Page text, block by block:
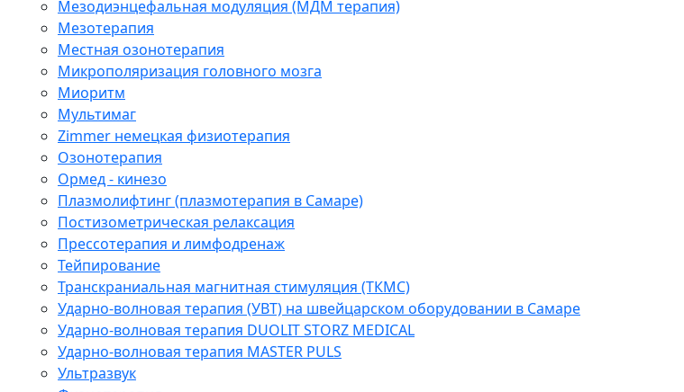
Мезодиэнцефальная модуляция (МДМ терапия)
Мезотерапия
Местная озонотерапия
Микрополяризация головного мозга
Миоритм
Мультимаг
Zimmer немецкая физиотерапия
Озонотерапия
Ормед - кинезо
Плазмолифтинг (плазмотерапия в Самаре)
Постизометрическая релаксация
Прессотерапия и лимфодренаж
Тейпирование
Транскраниальная магнитная стимуляция (ТКМС)
Ударно-волновая терапия (УВТ) на швейцарском оборудовании в Самаре
Ударно-волновая терапия DUOLIT STORZ MEDICAL
Ударно-волновая терапия MASTER PULS
Ультразвук